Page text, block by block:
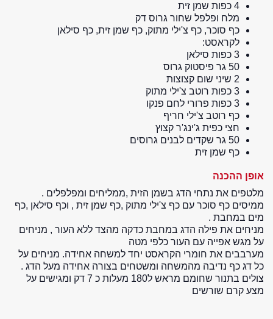
4 כפות שמן זית
מלח ופלפל שחור גרוס דק
כף סוכר, כף צ'ילי מתוק, כף שמן זית, כף סילאן
לקראסט:
3 כפות סילאן
50 גר פיסטוק גרוס
2 שיני שום קצוצות
3 כפות רוטב צ'ילי מתוק
3 כפות פרורי לחם פנקו
כף רוטב צ'ילי חריף
חצי כפית ג'ינג'ר קצוץ
50 גר שקדים לבנים גרוסים
כף שמן זית
אופן ההכנה
מלטפים את נתחי הדג בשמן הזית ,ממליחים ומפלפלים .
ממיסים כף סוכר עם כף צ'ילי מתוק ,כף שמן זית , וכף סילאן ,כף
מים במחבת .
מניחים את פילה הדג במחבת כדקה מהצד ללא העור , מניחים
על מגש אפייה עם העור כלפי מטה
מערבבים את חומרי הקראסט יחד למשחה אחידה. מניחים על
כל דג כף נדיבה מהמשחה ומשטחים בצורה אחידה מעל הדג .
צולים בתנור שחומם מראש ל180 מעלות כ 7 דק ומגישים על
מצע קרם שורשים